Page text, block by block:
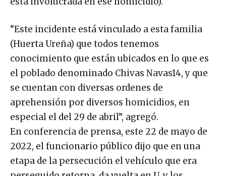
“Este incidente está vinculado a esta familia
(Huerta Ureña) que todos tenemos
conocimiento que están ubicados en lo que es
el poblado denominado Chivas Navas14, y que
se cuentan con diversas ordenes de
aprehensión por diversos homicidios, en
especial el del 29 de abril”, agregó.
En conferencia de prensa, este 22 de mayo de
2022, el funcionario público dijo que en una
etapa de la persecución el vehículo que era